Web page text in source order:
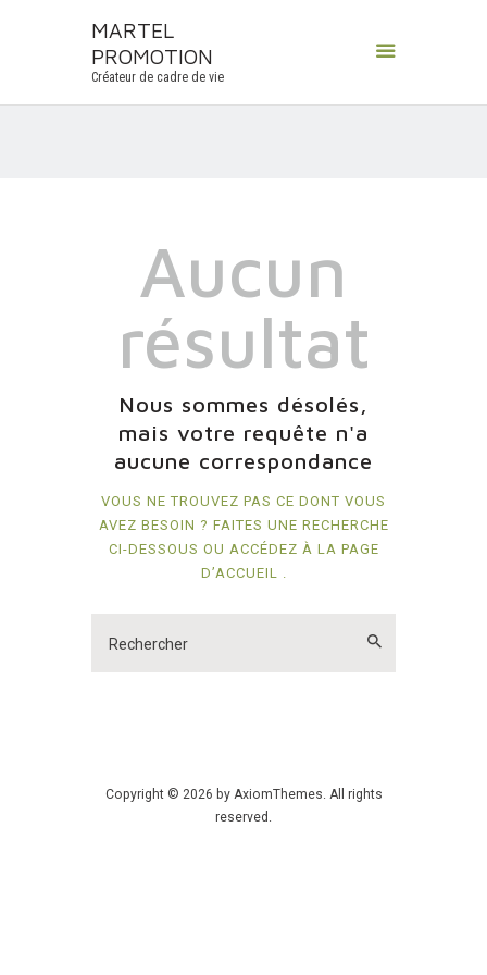
MARTEL
PROMOTION
Créateur de cadre de vie
MARTEL PROMOTION
NOS RÉALISATIONS
CONTACTAucun
résultat
Nous sommes désolés,
mais votre requête n'a
aucune correspondance
VOUS NE TROUVEZ PAS CE DONT VOUS
AVEZ BESOIN ? FAITES UNE RECHERCHE
CI-DESSOUS OU ACCÉDEZ À LA PAGE
D’ACCUEIL .
Copyright © 2026 by AxiomThemes. All rights
reserved.